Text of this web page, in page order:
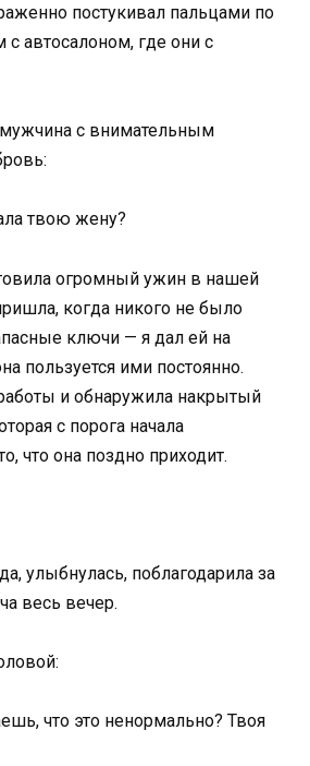
постукивал пальцами по
с автосалоном, где они с
с внимательным
твою жену?
огромный ужин в нашей
когда никого не было
ключи — я дал ей на
пользуется ими постоянно.
и обнаружила накрытый
с порога начала
что она поздно приходит.
улыбнулась, поблагодарила за
весь вечер.
что это ненормально? Твоя